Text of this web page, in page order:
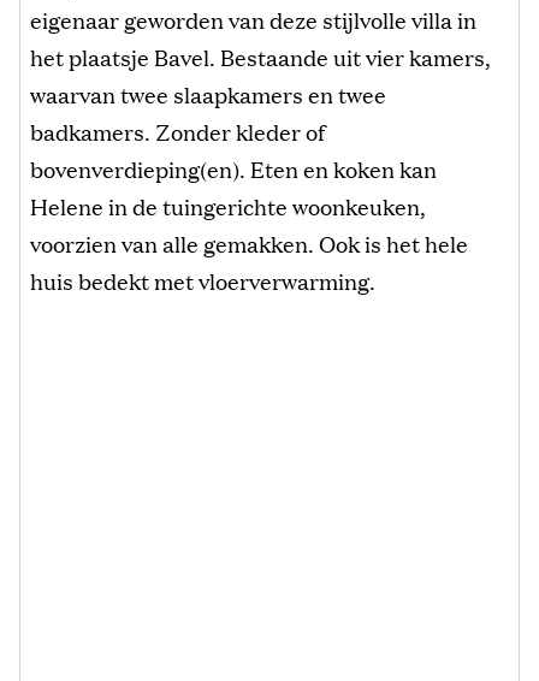
eigenaar geworden van deze stijlvolle villa in
het plaatsje Bavel. Bestaande uit vier kamers,
waarvan twee slaapkamers en twee
badkamers. Zonder kleder of
bovenverdieping(en). Eten en koken kan
Helene in de tuingerichte woonkeuken,
voorzien van alle gemakken. Ook is het hele
huis bedekt met vloerverwarming.